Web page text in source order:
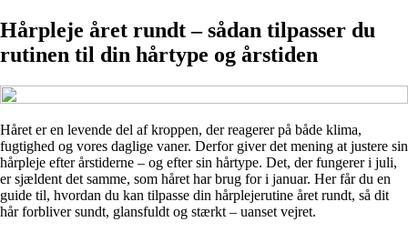
Hårpleje året rundt – sådan tilpasser du
rutinen til din hårtype og årstiden
Håret er en levende del af kroppen, der reagerer på både klima,
fugtighed og vores daglige vaner. Derfor giver det mening at justere sin
hårpleje efter årstiderne – og efter sin hårtype. Det, der fungerer i juli,
er sjældent det samme, som håret har brug for i januar. Her får du en
guide til, hvordan du kan tilpasse din hårplejerutine året rundt, så dit
hår forbliver sundt, glansfuldt og stærkt – uanset vejret.